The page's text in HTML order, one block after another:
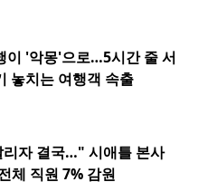
이 '악몽'으로…5시간 줄 서
놓치는 여행객 속출
리자 결국…" 시애틀 본사
체 직원 7% 감원